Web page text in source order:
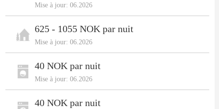
Mise à jour: 06.2026
625 - 1055 NOK par nuit
Mise à jour: 06.2026
40 NOK par nuit
Mise à jour: 06.2026
40 NOK par nuit